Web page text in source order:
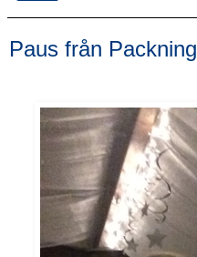
Paus från Packning